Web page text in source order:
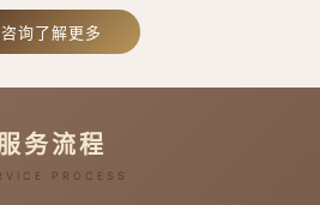
咨询了解更多
务流程
PROCESS